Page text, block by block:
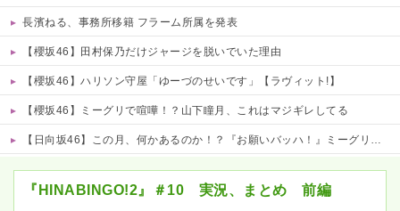
長濱ねる、事務所移籍 フラーム所属を発表
【櫻坂46】田村保乃だけジャージを脱いでいた理由
【櫻坂46】ハリソン守屋「ゆーづのせいです」【ラヴィット!】
【櫻坂46】ミーグリで喧嘩！？山下瞳月、これはマジギレしてる
【日向坂46】この月、何かあるのか！？『お願いバッハ！』ミーグリ日程がこちら
『HINABINGO!2』＃10 実況、まとめ 前編